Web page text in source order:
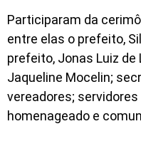
Participaram da
entre elas o prefeito,
prefeito, Jonas Luiz de
Jaqueline Mocelin;
vereadores;
homenageado e